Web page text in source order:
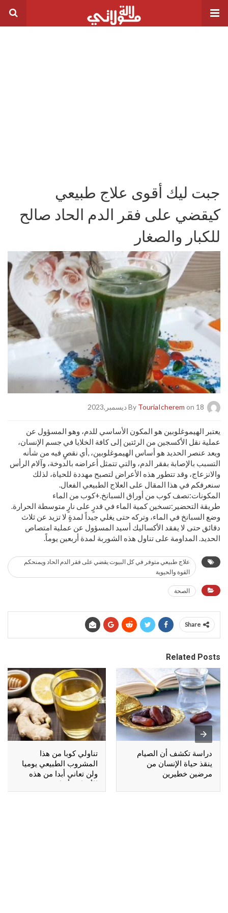
جبت ليك أقوى علاج طبيعي
كيقضي على فقر الدم الحاد صالح
للكبار والصغار
By TouriaIcherem on 18 ديسمبر,2023
يعتبر الهيموغلوبين هو المكون الأساسي للدم، وهو المسؤول عن
عملية نقل الأكسجين من الرئتين إلى كافة الخلايا في جسم الإنسان،
ويعد عنصر الحديد هو أساس الهيموغلوبين، ,أي نقصٍ فيه من شأنه
التسبب بالإصابة بفقر الدم، والتي تتمثل أعراضه بالدوخة، وآلام الرأس
والانزعاج، وقد تتطور هذه الأعراض لتصبح مهددة للحياة، لذلك
سنعرفكم في هذا المقال على العلاج الطبيعي الفعال.
المكونات:نصف كوب من أوراق السبانخ.+كوب من الماء
طريقة التحضير:تسخين كمية الماء في قدرٍ على نارٍ متوسطة الحرارة.
وضع السبانخ في الماء، وتركه حتى يغلي جيداً لمدةٍ لا تزيد عن ثلاث
دقائق حتى لا يفقد الأكساليك أسيد المسؤول عن عملية امتصاص
الحديد. المداومة على تناول هذه الشوربة لمدة أربعين يوماً.
علاج طبيعي متوفر في كل البيوت يقضي على فقر الدم الحاد ويمنحكم
القوة والحيوية
الصحة
Share
Related Posts
دراسة تكشف أن الصيام
ينقذ حياة الإنسان من
مرضين خطيرين
تناولي كوبا من هذا
المشروب الطبيعي يوميا
ولن تعاني أبدا من هذه
الأمراض أبدا